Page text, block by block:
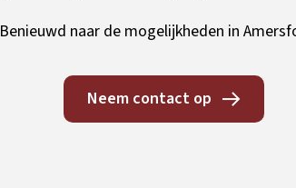
Benieuwd naar de mogelijkheden in
Neem contact op